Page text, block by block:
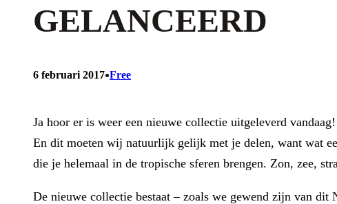
GELANCEERD
6 februari 2017•Free
Ja hoor er is weer een nieuwe collectie uitgeleverd
En dit moeten wij natuurlijk gelijk met je delen, want wat
die je helemaal in de tropische sferen brengen. Zon, zee,
De nieuwe collectie bestaat – zoals we gewend zijn van